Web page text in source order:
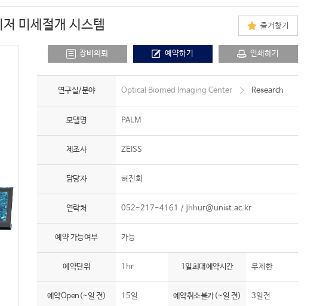
미세절개 시스템 즐겨찾기
장비의뢰 예약하기 인쇄하기
연구실/분야 Optical Biomed Imaging Center Research
모델명 PALM
제조사 ZEISS
담당자 허진회
연락처 052-217-4161 / jhhur@unist.ac.kr
예약 가능여부 가능
예약단위 1hr 1일최대예약시간 무제한
예약Open(~일 전) 15일 예약취소불가(~일 전) 3일전